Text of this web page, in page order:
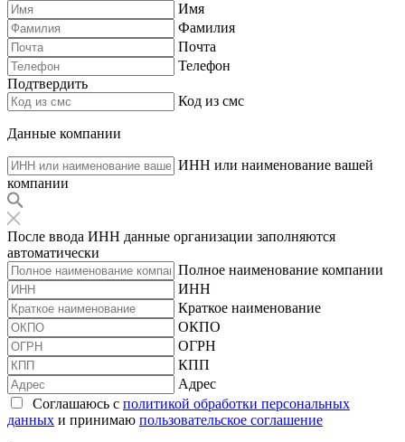
Имя
Фамилия
Почта
Телефон
Подтвердить
Код из смс
Данные компании
ИНН или наименование вашей
компании
После ввода ИНН данные организации заполняются
автоматически
Полное наименование компании
ИНН
Краткое наименование
ОКПО
ОГРН
КПП
Адрес
Соглашаюсь с политикой обработки персональных
данных и принимаю пользовательское соглашение